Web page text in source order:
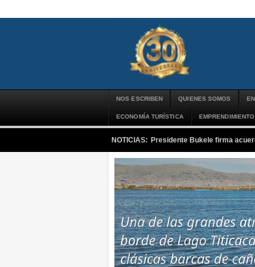
NOS ESCRIBEN QUIENES SOMOS
ECONOMÍA TURÍSTICA
NOTICIAS: Presidente Bukele firma